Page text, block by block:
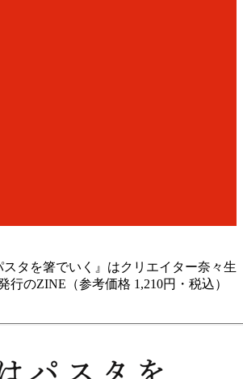
スタを箸でいく』はクリエイター奈々生
行のZINE（参考価格 1,210円・税込）